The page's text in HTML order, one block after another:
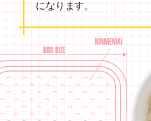
になります。